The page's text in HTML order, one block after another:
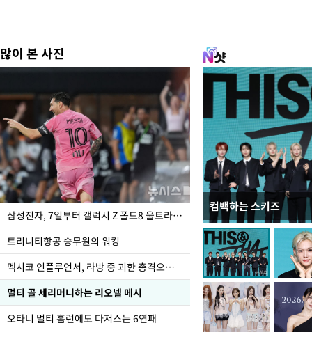
많이 본 사진
삼성전자, 7일부터 갤럭시 Z 폴드8 울트라·폴드8·플립8 출시
트리니티항공 승무원의 워킹
멕시코 인플루언서, 라방 중 괴한 총격으로 사망
멀티 골 세리머니하는 리오넬 메시
오타니 멀티 홈런에도 다저스는 6연패
컴백하는 스키즈
입추 하루 앞둔 전남
폭염